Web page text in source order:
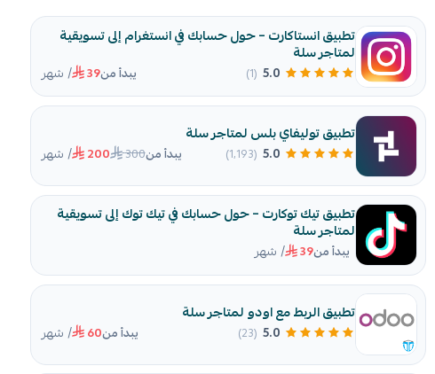
تطبيق انستاكارت – حول حسابك في انستغرام إلى تسويقية
لمتاجر سلة
5.0
(1) يبدأ من39 / شهر
تطبيق توليفاي بلس لمتاجر سلة
5.0 (1٬193) يبدأ من300
200 / شهر
تطبيق تيك توكارت – حول حسابك في تيك توك إلى تسويقية
لمتاجر سلة
يبدأ من39 / شهر
تطبيق الربط مع اودو لمتاجر سلة
5.0
(23) يبدأ من60 / شهر